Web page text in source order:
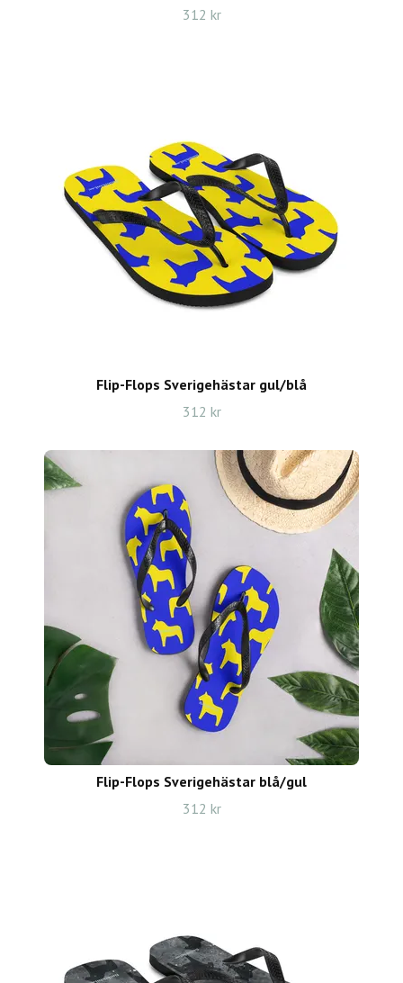
312 kr
Flip-Flops Sverigehästar gul/blå
312 kr
Flip-Flops Sverigehästar blå/gul
312 kr